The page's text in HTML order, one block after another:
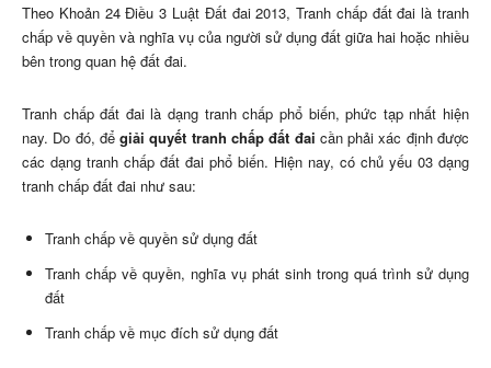
Theo Khoản 24 Điều 3 Luật Đất đai 2013, Tranh chấp đất đai là tranh
chấp về quyền và nghĩa vụ của người sử dụng đất giữa hai hoặc nhiều
bên trong quan hệ đất đai.
Tranh chấp đất đai là dạng tranh chấp phổ biến, phức tạp nhất hiện
nay. Do đó, đểgiải quyết tranh chấp đất đai cần phải xác định được
các dạng tranh chấp đất đai phổ biến. Hiện nay, có chủ yếu 03 dạng
tranh chấp đất đai như sau:
Tranh chấp về quyền sử dụng đất
Tranh chấp về quyền, nghĩa vụ phát sinh trong quá trình sử dụng
đất
Tranh chấp về mục đích sử dụng đất